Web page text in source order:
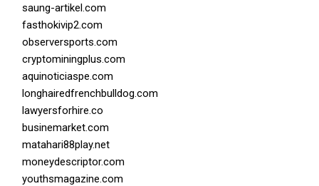
saung-artikel.com
fasthokivip2.com
observersports.com
cryptominingplus.com
aquinoticiaspe.com
longhairedfrenchbulldog.com
lawyersforhire.co
businemarket.com
matahari88play.net
moneydescriptor.com
youthsmagazine.com